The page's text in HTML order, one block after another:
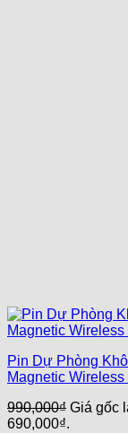
Pin Dự Phòng
Magnetic
990,000₫ Giá gốc
690,000₫.